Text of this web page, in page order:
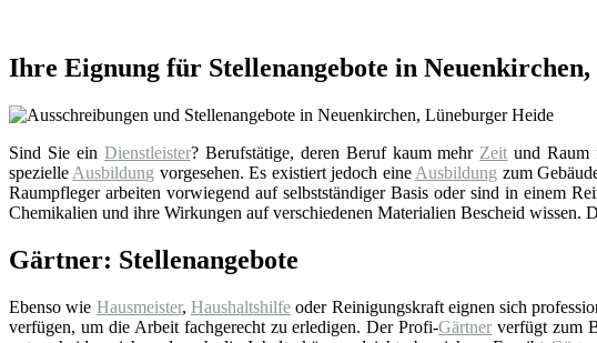
Ihre Eignung für Stellenangebote in
Sind Sie ein Dienstleister? Berufstätige, deren Beruf kaum mehr Zeit und Raum
spezielle Ausbildung vorgesehen. Es existiert jedoch eine Ausbildung zum
Raumpfleger arbeiten vorwiegend auf selbstständiger Basis oder sind in einem
Chemikalien und ihre Wirkungen auf verschiedenen Materialien Bescheid wissen.
Gärtner: Stellenangebote
Ebenso wie Hausmeister, Haushaltshilfeoder Reinigungskraft eignen sich
verfügen, um die Arbeit fachgerecht zu erledigen. Der Profi-Gärtner verfügt zum